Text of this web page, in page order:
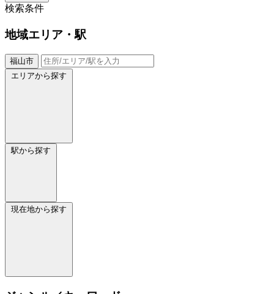
検索条件
地域エリア・駅
福山市
エリアから探す
駅から探す
現在地から探す